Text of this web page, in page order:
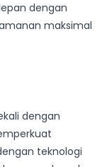
dengan
maksimal
dengan
teknologi